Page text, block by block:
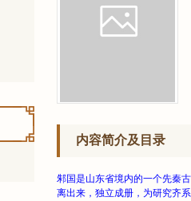
内容简介及目录
邾国是山东省境内的一个先秦
离出来，独立成册，为研究齐